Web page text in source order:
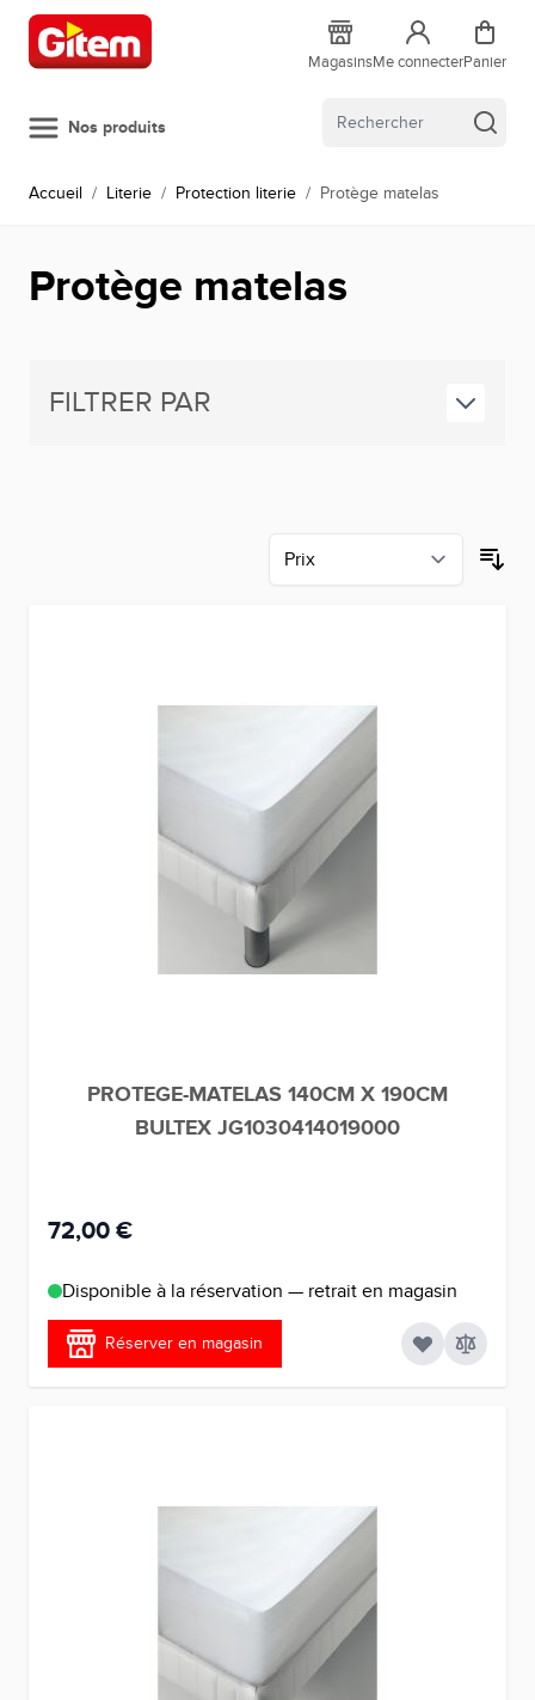
Allez au contenu
MagasinsMe connecterPanier
Nos produits
Accueil / Literie / Protection literie / Protège matelas
Protège matelas
FILTRER PAR
PROTEGE-MATELAS 140CM X 190CM
BULTEX JG1030414019000
72,00 €
Disponible à la réservation — retrait en magasin
Réserver en magasin